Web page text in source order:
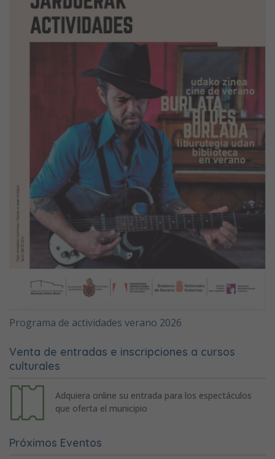
Programa de actividades verano 2026
Venta de entradas e inscripciones a cursos
culturales
Adquiera online su entrada para los espectáculos
que oferta el municipio
Próximos Eventos